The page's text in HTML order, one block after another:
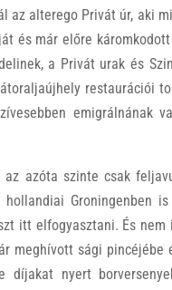
az alterego Privát úr, aki
és már előre
a Privát urak és
restaurációi
emigrálnának
azóta szinte csak
Groningenben
itt elfogyasztani. És nem
meghívott sági pincéjébe
díjakat nyert